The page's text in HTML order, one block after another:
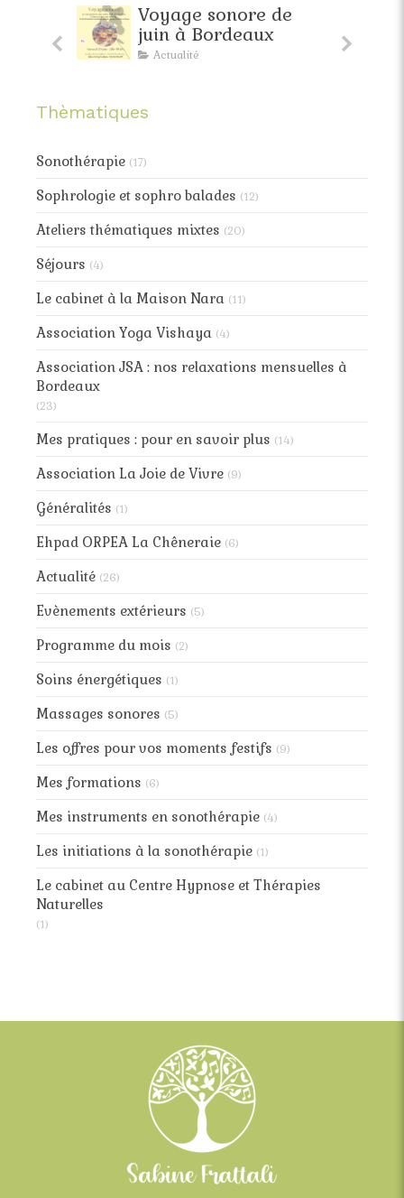
Voyage sonore de
juin à Bordeaux
Actualité
Thèmatiques
Sonothérapie (17)
Sophrologie et sophro balades (12)
Ateliers thématiques mixtes (20)
Séjours (4)
Le cabinet à la Maison Nara (11)
Association Yoga Vishaya (4)
Association JSA : nos relaxations mensuelles à
Bordeaux
(23)
Mes pratiques : pour en savoir plus (14)
Association La Joie de Vivre (9)
Généralités (1)
Ehpad ORPEA La Chêneraie (6)
Actualité (26)
Evènements extérieurs (5)
Programme du mois (2)
Soins énergétiques (1)
Massages sonores (5)
Les offres pour vos moments festifs (9)
Mes formations (6)
Mes instruments en sonothérapie (4)
Les initiations à la sonothérapie (1)
Le cabinet au Centre Hypnose et Thérapies
Naturelles
(1)